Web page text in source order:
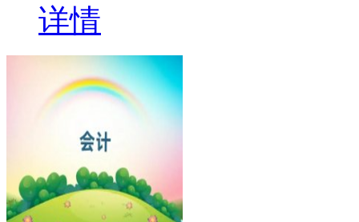
课程标题：2020长沙供
训信息 长沙供销大厦会
学校的重点专业，长沙市
￥电询 询问底价